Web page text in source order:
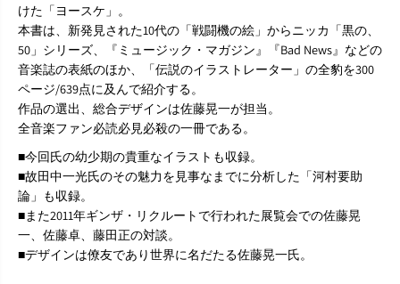
の
真
実
』
河
村
要
（
著
）
の
真
実
』
河
村
要
（
著
けた「ヨースケ」。
本書は、新発見された10代の「戦闘機の絵」からニッカ「黒の、
50」シリーズ、『ミュージック・マガジン』『Bad News』などの
音楽誌の表紙のほか、「伝説のイラストレーター」の全豹を300
ページ/639点に及んで紹介する。
作品の選出、総合デザインは佐藤晃一が担当。
全音楽ファン必読必見必殺の一冊である。
■今回氏の幼少期の貴重なイラストも収録。
■故田中一光氏のその魅力を見事なまでに分析した「河村要助
論」も収録。
■また2011年ギンザ・リクルートで行われた展覧会での佐藤晃
一、佐藤卓、藤田正の対談。
■デザインは僚友であり世界に名だたる佐藤晃一氏。